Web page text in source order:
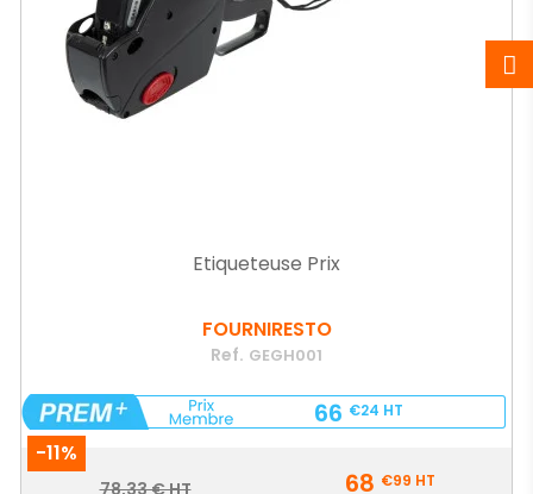
Etiqueteuse Prix
FOURNIRESTO
Ref. GEGH001
66 €24 HT
-11%
Prix
Prix
78,33 € HT 68 €99 HT